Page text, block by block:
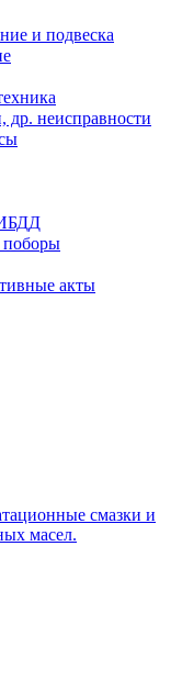
и подвеска
неисправности
акты
смазки и
масел.